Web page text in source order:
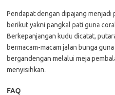
Pendapat dengan dipajang
berikut yakni pangkal pati guna
Berkepanjangan kudu dicatat,
bermacam-macam jalan bunga
bergandengan melalui meja
menyisihkan.
FAQ